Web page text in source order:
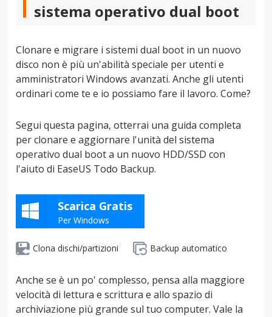
sistema operativo dual boot
Clonare e migrare i sistemi dual boot in un nuovo
disco non è più un'abilità speciale per utenti e
amministratori Windows avanzati. Anche gli utenti
ordinari come te e io possiamo fare il lavoro. Come?
Segui questa pagina, otterrai una guida completa
per clonare e aggiornare l'unità del sistema
operativo dual boot a un nuovo HDD/SSD con
l'aiuto di EaseUS Todo Backup.
Scarica Gratis
Per Windows
Clona dischi/partizioni Backup automatico
Anche se è un po' complesso, pensa alla maggiore
velocità di lettura e scrittura e allo spazio di
archiviazione più grande sul tuo computer. Vale la